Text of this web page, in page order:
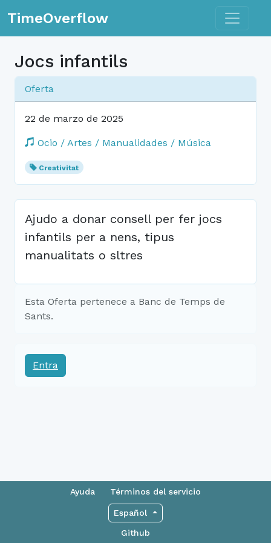
TimeOverflow Toggle
Jocs infantils
Oferta
22 de marzo de 2025
Ocio / Artes / Manualidades / Música
Creativitat
Ajudo a donar consell per fer jocs
infantils per a nens, tipus
manualitats o sltres
Esta Oferta pertenece a Banc de Temps de
Sants.
Entra
Ayuda Términos del servicio
Español
Github